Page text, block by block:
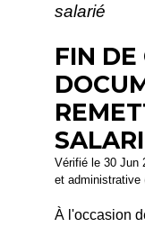
salarié
FIN DE
Vérifié le 30 Jun
et administrative
À l'occasion